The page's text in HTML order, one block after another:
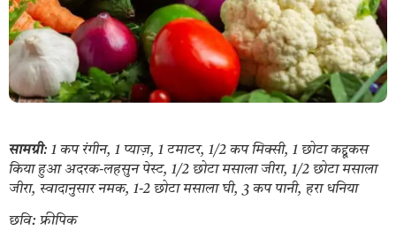
सामग्री: 1 कप रंगीन, 1 प्याज़, 1 टमाटर, 1/2 कप मिक्सी, 1 छोटा कद्दूकस
किया हुआ अदरक-लहसुन पेस्ट, 1/2 छोटा मसाला जीरा, 1/2 छोटा मसाला
जीरा, स्वादानुसार नमक, 1-2 छोटा मसाला घी, 3 कप पानी, हरा धनिया
छवि: फ्रीपिक